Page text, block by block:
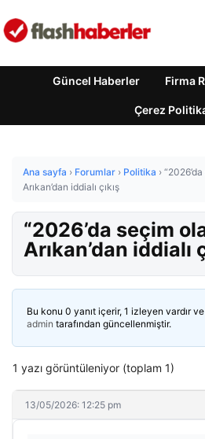
Güncel Haberler Firma
Çerez
Ana sayfa › Forumlar › Politika ›
Arıkan’dan iddialı çıkış
“2026’da seçim
Arıkan’dan iddialı
Bu konu 0 yanıt içerir, 1 izleyen vardır
admin tarafından güncellenmiştir.
1 yazı görüntüleniyor (toplam 1)
13/05/2026: 12:25 pm